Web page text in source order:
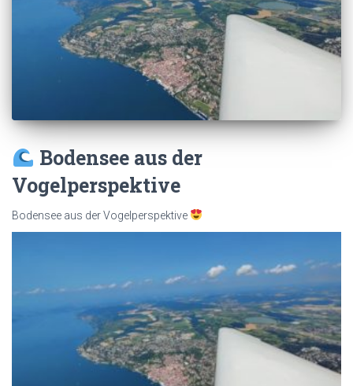
Bodensee aus der
Vogelperspektive
Bodensee aus der Vogelperspektive